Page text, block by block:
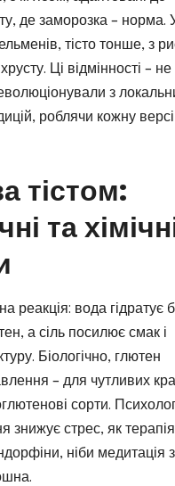
де заморозка – норма.
тісто тонше, з
Ці відмінності – не
з
роблячи кожну
тістом:
та
реакція: вода гідратує
а сіль посилює смак і
Біологічно, глютен
– для чутливих
сорти.
знижує стрес, як
ніби медитація з